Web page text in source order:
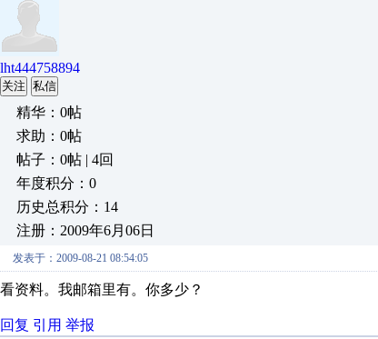
lht444758894
关注 私信
精华：0帖
求助：0帖
帖子：0帖 | 4回
年度积分：0
历史总积分：14
注册：2009年6月06日
发表于：2009-08-21 08:54:05
看资料。我邮箱里有。你多少？
回复 引用 举报